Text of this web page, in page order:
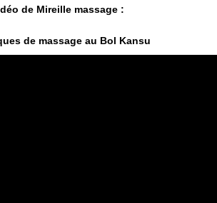
de Mireille massage :
de massage au Bol Kansu